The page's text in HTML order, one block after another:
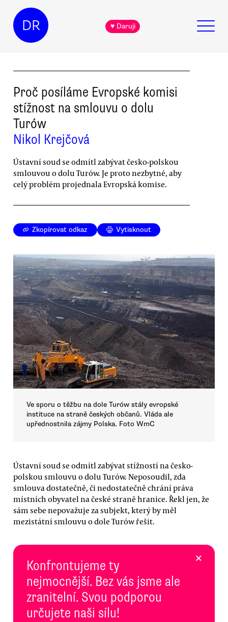
DR ♥ Daruji
Proč posíláme Evropské komisi
stížnost na smlouvu o dolu
Turów
Nikol Krejčová
Ústavní soud se odmítl zabývat česko-polskou
smlouvou o dolu Turów. Je proto nezbytné, aby
celý problém projednala Evropská komise.
Zkopírovat odkaz Vytisknout
Ve sporu o těžbu na dole Turów stály evropské
instituce na straně českých občanů. Vláda ale
upřednostnila zájmy Polska. Foto WmC
Ústavní soud se odmítl zabývat stížností na česko-
polskou smlouvu o dolu Turów. Neposoudil, zda
smlouva dostatečně, či nedostatečně chrání práva
místních obyvatel na české straně hranice. Řekl jen, že
sám sebe nepovažuje za subjekt, který by měl
mezistátní smlouvu o dole Turów řešit.
Konfrontujeme ty
nejmocnější. Bez vás jsme ale
zranitelní. Svou podporou
určujete naši sílu!
×